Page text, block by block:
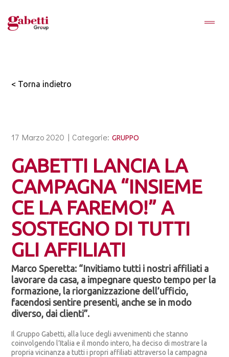
< Torna indietro
17 Marzo 2020 | Categorie: GRUPPO
GABETTI LANCIA LA
CAMPAGNA “INSIEME
CE LA FAREMO!” A
SOSTEGNO DI TUTTI
GLI AFFILIATI
Marco Speretta: “Invitiamo tutti i nostri affiliati a
lavorare da casa, a impegnare questo tempo per la
formazione, la riorganizzazione dell’ufficio,
facendosi sentire presenti, anche se in modo
diverso, dai clienti”.
Il Gruppo Gabetti, alla luce degli avvenimenti che stanno
coinvolgendo l’Italia e il mondo intero, ha deciso di mostrare la
propria vicinanza a tutti i propri affiliati attraverso la campagna